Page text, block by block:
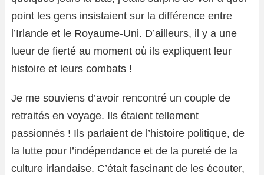
point les gens insistaient sur la différence entre
l’Irlande et le Royaume-Uni. D’ailleurs, il y a une
lueur de fierté au moment où ils expliquent leur
histoire et leurs combats !
Je me souviens d’avoir rencontré un couple de
retraités en voyage. Ils étaient tellement
passionnés ! Ils parlaient de l’histoire politique, de
la lutte pour l’indépendance et de la pureté de la
culture irlandaise. C’était fascinant de les écouter,